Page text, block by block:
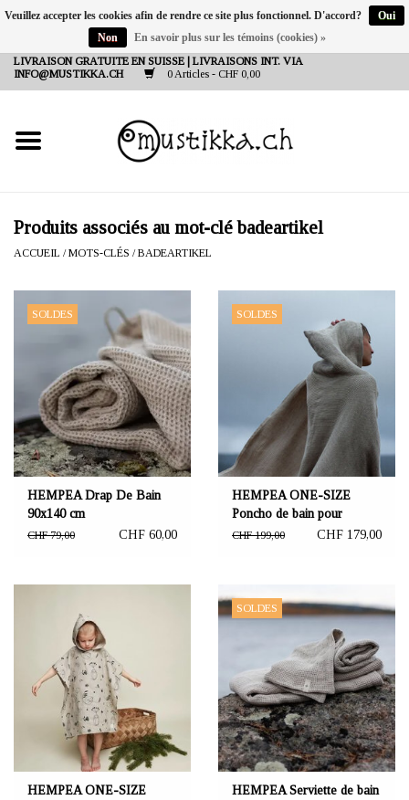
LIVRAISON GRATUITE EN SUISSE | LIVRAISONS INT. VIA
INFO@MUSTIKKA.CH
0 Articles - CHF 0,00
NEW IN
SHOP - A PIECE OF
FINLAND FOR YOU
Produits associés au mot-clé badeartikel
ACCUEIL /MOTS-CLÉS /BADEARTIKEL
SOLDES
HEMPEA Drap De Bain
90x140 cm
CHF 79,00 CHF 60,00
SOLDES
HEMPEA ONE-SIZE
Poncho de bain pour
adultes
CHF 199,00 CHF 179,00
HEMPEA ONE-SIZE
SOLDES
HEMPEA Serviette de bain
Veuillez accepter les cookies afin de rendre ce site plus fonctionnel. D'accord?
Oui
Non
En savoir plus sur les témoins (cookies) »